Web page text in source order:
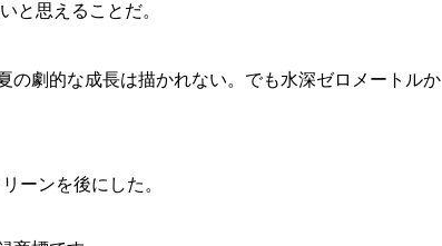
と思えることだ。
の劇的な成長は描かれない。でも水深ゼロメートルか
ーンを後にした。